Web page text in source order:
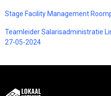
Stage Facility Management
Teamleider Salarisadministratie
27-05-2024